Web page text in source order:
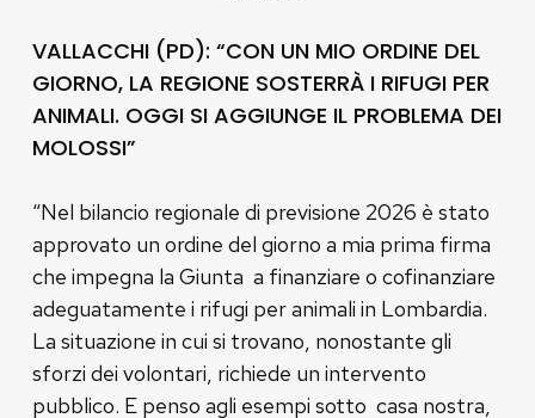
VALLACCHI (PD): “CON UN MIO ORDINE DEL
GIORNO, LA REGIONE SOSTERRÀ I RIFUGI PER
ANIMALI. OGGI SI AGGIUNGE IL PROBLEMA DEI
MOLOSSI”
“Nel bilancio regionale di previsione 2026 è stato
approvato un ordine del giorno a mia prima firma
che impegna la Giunta a finanziare o cofinanziare
adeguatamente i rifugi per animali in Lombardia.
La situazione in cui si trovano, nonostante gli
sforzi dei volontari, richiede un intervento
pubblico. E penso agli esempi sotto casa nostra,